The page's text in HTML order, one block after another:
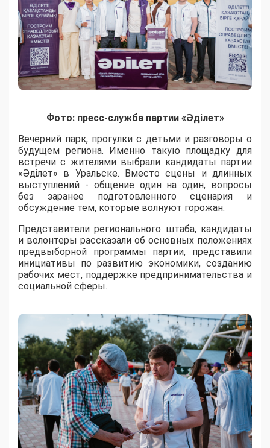
Фото: пресс-служба партии «Әділет»
Вечерний парк, прогулки с детьми и разговоры о
будущем региона. Именно такую площадку для
встречи с жителями выбрали кандидаты партии
«Әділет» в Уральске. Вместо сцены и длинных
выступлений - общение один на один, вопросы
без заранее подготовленного сценария и
обсуждение тем, которые волнуют горожан.
Представители регионального штаба, кандидаты
и волонтеры рассказали об основных положениях
предвыборной программы партии, представили
инициативы по развитию экономики, созданию
рабочих мест, поддержке предпринимательства и
социальной сферы.